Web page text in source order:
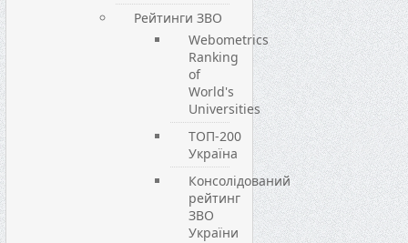
Рейтинги ЗВО
Webometrics
Ranking
of
World's
Universities
ТОП-200
Україна
Консолідований
рейтинг
ЗВО
України